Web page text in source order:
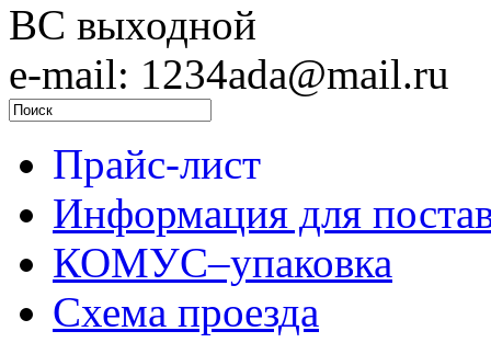
ВС выходной
e-mail: 1234ada@mail.ru
Прайс-лист
Информация для
КОМУС–упаковка
Схема проезда